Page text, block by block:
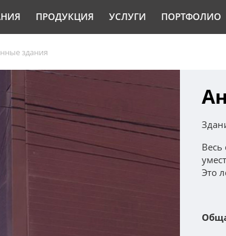
ПРОДУКЦИЯ УСЛУГИ ПОРТФОЛИО
здания
Весь
Это